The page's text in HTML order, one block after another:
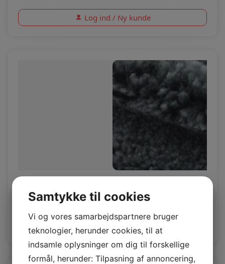
Log ind / Ny kunde
Polsterlam 20 mm
Log ind / Ny kunde
Samtykke til cookies
Vi og vores samarbejdspartnere bruger
teknologier, herunder cookies, til at
indsamle oplysninger om dig til forskellige
formål, herunder: Tilpasning af annoncering,